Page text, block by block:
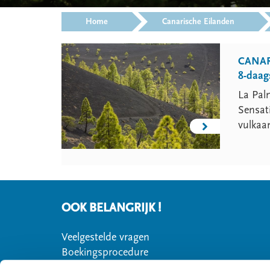
Home > Canarische Eilanden >
8-
La
OOK BELANGRIJK !
Veelgestelde vragen
Boekingsprocedure